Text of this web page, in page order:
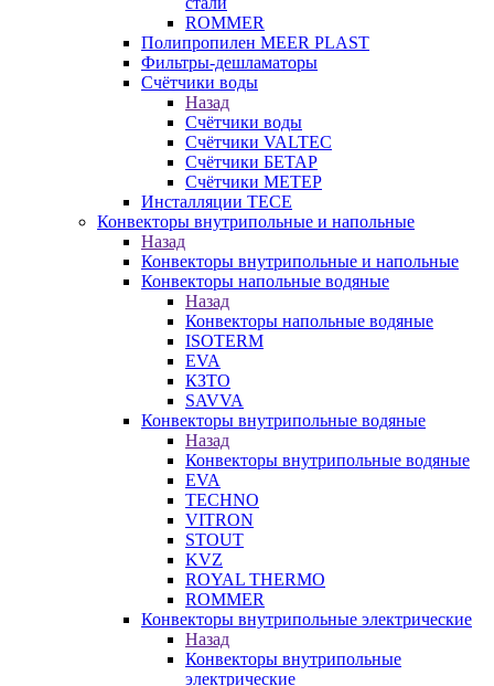
ROMMER
Полипропилен MEER PLAST
Фильтры-дешламаторы
Счётчики воды
Назад
Счётчики воды
Счётчики VALTEC
Счётчики БЕТАР
Счётчики МЕТЕР
Инсталляции TECE
Конвекторы внутрипольные и напольные
Назад
Конвекторы внутрипольные и напольные
Конвекторы напольные водяные
Назад
Конвекторы напольные водяные
ISOTERM
EVA
КЗТО
SAVVA
Конвекторы внутрипольные водяные
Назад
Конвекторы внутрипольные водяные
EVA
TECHNO
VITRON
STOUT
KVZ
ROYAL THERMO
ROMMER
Конвекторы внутрипольные электрические
Назад
Конвекторы внутрипольные
электрические